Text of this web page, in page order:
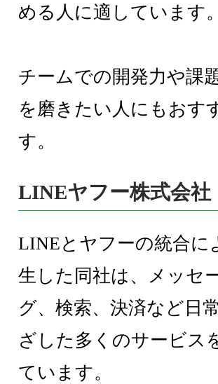
める人に適しています。
チームでの開発力や課
を磨きたい人にもおす
す。
LINEヤフー株式会社
LINEとヤフーの統合に
生した同社は、メッセ
グ、検索、決済など日
ざした多くのサービス
ています。